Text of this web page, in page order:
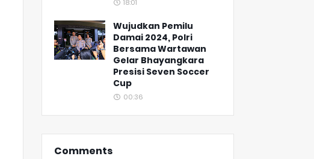
18:01
Wujudkan Pemilu
Damai 2024, Polri
Bersama Wartawan
Gelar Bhayangkara
Presisi Seven Soccer
Cup
00:36
Comments